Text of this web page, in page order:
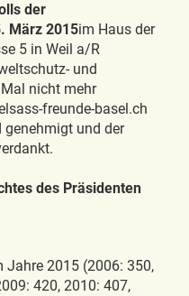
der
März 2015im Haus der
5 in Weil a/R
und
nicht mehr
freunde-basel.ch
genehmigt und der
des Präsidenten
Jahre 2015 (2006: 350,
420, 2010: 407,